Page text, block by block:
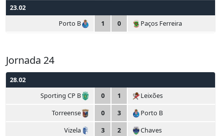
23.02
Porto B
1 0 Paços Ferreira
Jornada 24
28.02
Sporting CP B
0 1
Leixões
Torreense
0 3
Porto B
Vizela
3 2
Chaves